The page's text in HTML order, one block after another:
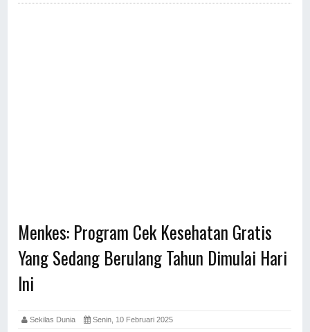
Menkes: Program Cek Kesehatan Gratis
Yang Sedang Berulang Tahun Dimulai Hari
Ini
Sekilas Dunia Senin, 10 Februari 2025